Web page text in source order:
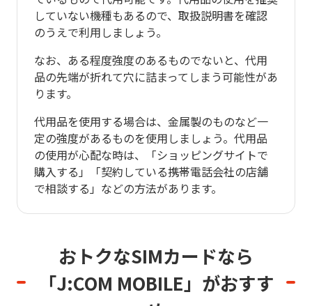
していない機種もあるので、取扱説明書を確認
のうえで利用しましょう。
なお、ある程度強度のあるものでないと、代用
品の先端が折れて穴に詰まってしまう可能性があ
ります。
代用品を使用する場合は、金属製のものなど一
定の強度があるものを使用しましょう。代用品
の使用が心配な時は、「ショッピングサイトで
購入する」「契約している携帯電話会社の店舗
で相談する」などの方法があります。
おトクなSIMカードなら
「J:COM MOBILE」がおすす